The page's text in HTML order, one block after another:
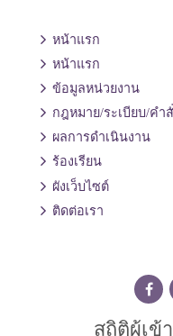
หน้าแรก
หน้าแรก
ข้อมูลหน่วยงาน
กฎหมาย/ระเบียบ/คำ
ผลการดำเนินงาน
ร้องเรียน
ผังเว็บไซต์
ติดต่อเรา
สถิติผู้เข้